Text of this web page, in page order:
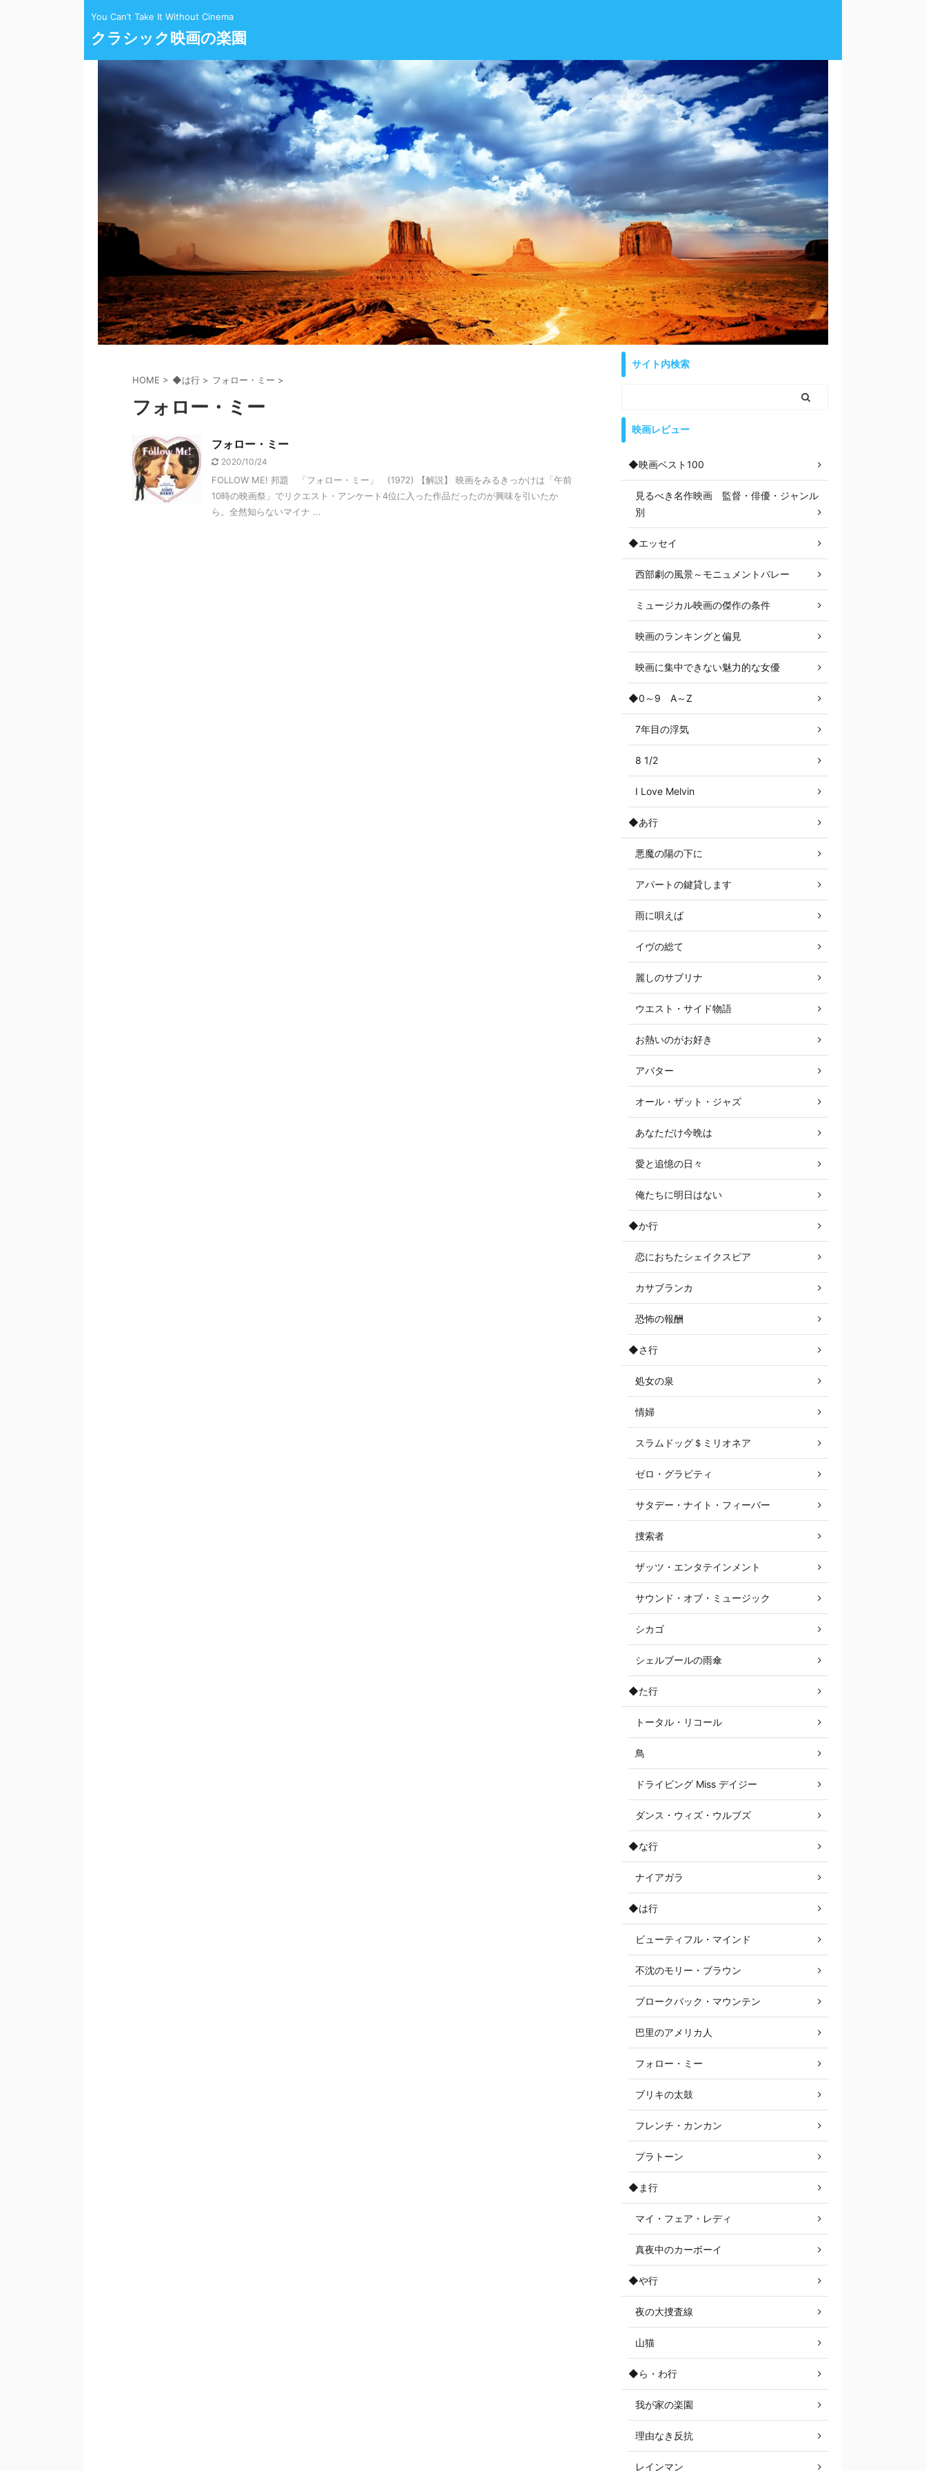
You Can’t Take It Without Cinema
クラシック映画の楽園
HOME > ◆は行 > フォロー・ミー >
フォロー・ミー
フォロー・ミー
2020/10/24
FOLLOW ME! 邦題 「フォロー・ミー」 (1972) 【解説】 映画をみるきっかけは「午前
10時の映画祭」でリクエスト・アンケート4位に入った作品だったのが興味を引いたか
ら。全然知らないマイナ ...
サイト内検索
映画レビュー
◆映画ベスト100
見るべき名作映画 監督・俳優・ジャンル
別
◆エッセイ
西部劇の風景～モニュメントバレー
ミュージカル映画の傑作の条件
映画のランキングと偏見
映画に集中できない魅力的な女優
◆0～9 A～Z
7年目の浮気
8 1/2
I Love Melvin
◆あ行
悪魔の陽の下に
アパートの鍵貸します
雨に唄えば
イヴの総て
麗しのサブリナ
ウエスト・サイド物語
お熱いのがお好き
アバター
オール・ザット・ジャズ
あなただけ今晩は
愛と追憶の日々
俺たちに明日はない
◆か行
恋におちたシェイクスピア
カサブランカ
恐怖の報酬
◆さ行
処女の泉
情婦
スラムドッグ＄ミリオネア
ゼロ・グラビティ
サタデー・ナイト・フィーバー
捜索者
ザッツ・エンタテインメント
サウンド・オブ・ミュージック
シカゴ
シェルブールの雨傘
◆た行
トータル・リコール
鳥
ドライビング Miss デイジー
ダンス・ウィズ・ウルブズ
◆な行
ナイアガラ
◆は行
ビューティフル・マインド
不沈のモリー・ブラウン
ブロークバック・マウンテン
巴里のアメリカ人
フォロー・ミー
ブリキの太鼓
フレンチ・カンカン
プラトーン
◆ま行
マイ・フェア・レディ
真夜中のカーボーイ
◆や行
夜の大捜査線
山猫
◆ら・わ行
我が家の楽園
理由なき反抗
レインマン